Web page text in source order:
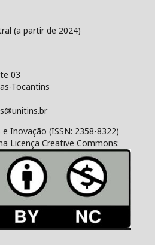
(a partir de 2024)
03
Tocantins
Inovação (ISSN: 2358-8322)
Licença Creative Commons: